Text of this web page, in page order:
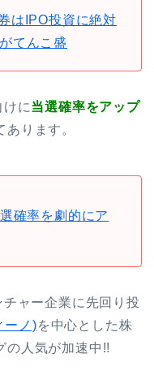
はIPO投資に絶対
てんこ盛
に当選確率をアップ
ります。
確率を劇的にア
ャー企業に先回り投
ーノ)を中心とした株
の人気が加速中!!